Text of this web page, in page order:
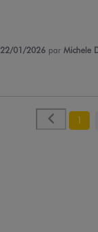
22/01/2026 par Michele
1